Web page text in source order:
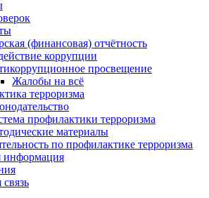
(финансовая) отчётность
коррупции
просвещение
Жалобы на всё
терроризма
профилактики терроризма
материалы
по профилактике терроризма
информация